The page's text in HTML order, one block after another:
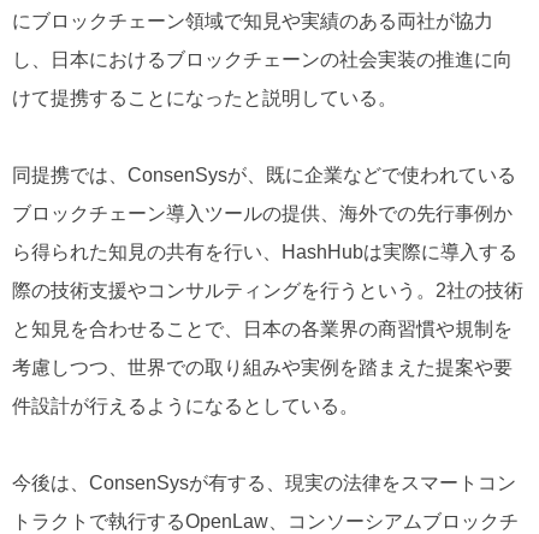
にブロックチェーン領域で知見や実績のある両社が協力
し、日本におけるブロックチェーンの社会実装の推進に向
けて提携することになったと説明している。
同提携では、ConsenSysが、既に企業などで使われている
ブロックチェーン導入ツールの提供、海外での先行事例か
ら得られた知見の共有を行い、HashHubは実際に導入する
際の技術支援やコンサルティングを行うという。2社の技術
と知見を合わせることで、日本の各業界の商習慣や規制を
考慮しつつ、世界での取り組みや実例を踏まえた提案や要
件設計が行えるようになるとしている。
今後は、ConsenSysが有する、現実の法律をスマートコン
トラクトで執行するOpenLaw、コンソーシアムブロックチ